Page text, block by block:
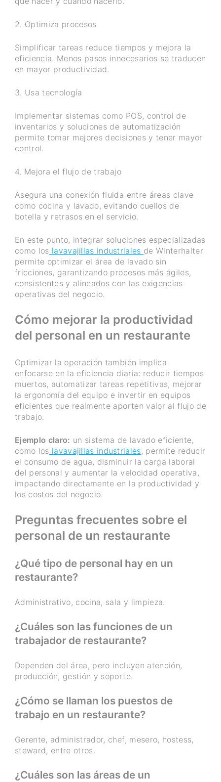
2. Optimiza procesos
Simplificar tareas reduce tiempos y mejora la
eficiencia. Menos pasos innecesarios se traducen
en mayor productividad.
3. Usa tecnología
Implementar sistemas como POS, control de
inventarios y soluciones de automatización
permite tomar mejores decisiones y tener mayor
control.
4. Mejora el flujo de trabajo
Asegura una conexión fluida entre áreas clave
como cocina y lavado, evitando cuellos de
botella y retrasos en el servicio.
En este punto, integrar soluciones especializadas
como los lavavajillas industriales de Winterhalter
permite optimizar el área de lavado sin
fricciones, garantizando procesos más ágiles,
consistentes y alineados con las exigencias
operativas del negocio.
Cómo mejorar la productividad
del personal en un restaurante
Optimizar la operación también implica
enfocarse en la eficiencia diaria: reducir tiempos
muertos, automatizar tareas repetitivas, mejorar
la ergonomía del equipo e invertir en equipos
eficientes que realmente aporten valor al flujo de
trabajo.
Ejemplo claro: un sistema de lavado eficiente,
como los lavavajillas industriales, permite reducir
el consumo de agua, disminuir la carga laboral
del personal y aumentar la velocidad operativa,
impactando directamente en la productividad y
los costos del negocio.
Preguntas frecuentes sobre el
personal de un restaurante
¿Qué tipo de personal hay en un
restaurante?
Administrativo, cocina, sala y limpieza.
¿Cuáles son las funciones de un
trabajador de restaurante?
Dependen del área, pero incluyen atención,
producción, gestión y soporte.
¿Cómo se llaman los puestos de
trabajo en un restaurante?
Gerente, administrador, chef, mesero, hostess,
steward, entre otros.
¿Cuáles son las áreas de un